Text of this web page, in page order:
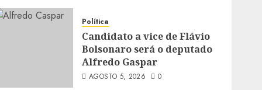
Política
Candidato a vice de Flávio
Bolsonaro será o deputado
Alfredo Gaspar
AGOSTO 5, 2026 0